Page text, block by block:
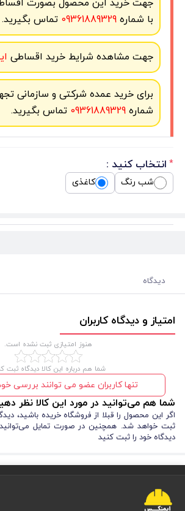
جهت خرید این محصول بصورت
با شماره09361889329 تماس بگیرید.
جهت مشاهده شرایط خرید اقساطی
برای خرید عمده شرکتی و سازمانی
شماره09361889329 تماس بگیرید.
* انتخاب کنید :
شب رنگ کاغذی
دیدگاه
امتیاز و دیدگاه کاربران
هنوز امتیازی ثبت نشده است.
شما هم درباره این کالا دیدگاه ثبت
تنها کاربران عضو می توانند بررسی
شما هم می‌توانید در مورد این کالا نظر
اگر این محصول را قبلا از فروشگاه خریده باشید،
ثبت خواهد شد. همچنین در صورت تمایل
دیدگاه خود را ثبت کنید